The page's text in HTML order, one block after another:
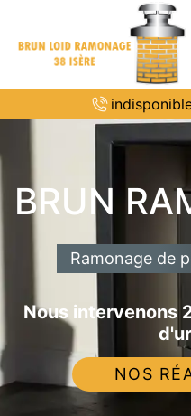
BRUN
Ramonage de
Nous intervenons
NOS